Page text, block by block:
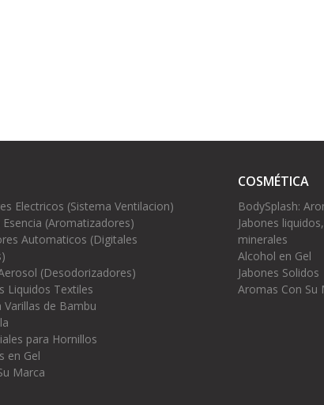
Electricos (Sistema Ventilacion)
(Aromatizadores)
Automaticos (Digitales
(Desodorizadores)
Liquidos Textiles
de Bambu
para Hornillos
en Gel
Marca
COSMÉTICA
BodySplash:
Jabones
minerales
Alcohol en Gel
Jabones Solidos
Aromas Con Su